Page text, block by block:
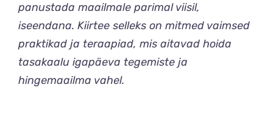
panustada maailmale parimal viisil,
iseendana. Kiirtee selleks on mitmed vaimsed
praktikad ja teraapiad, mis aitavad hoida
tasakaalu igapäeva tegemiste ja
hingemaailma vahel.